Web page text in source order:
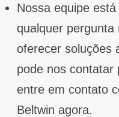
Nossa equipe
qualquer pergunta
oferecer soluções
pode nos
entre em contato
Beltwin agora.